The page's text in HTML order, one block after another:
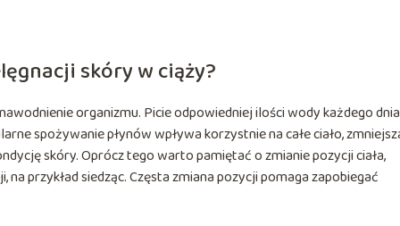
skóry w ciąży?
organizmu. Picie odpowiedniej ilości wody każdego dnia
spożywanie płynów wpływa korzystnie na całe ciało,
skóry. Oprócz tego warto pamiętać o zmianie pozycji ciała,
przykład siedząc. Częsta zmiana pozycji pomaga zapobiegać